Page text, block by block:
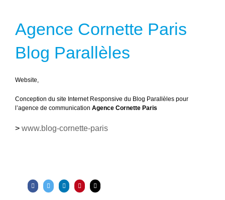
Agence Cornette Paris
Blog Parallèles
Website,
Conception du site Internet Responsive du Blog Parallèles pour
l’agence de communication Agence Cornette Paris
> www.blog-cornette-paris